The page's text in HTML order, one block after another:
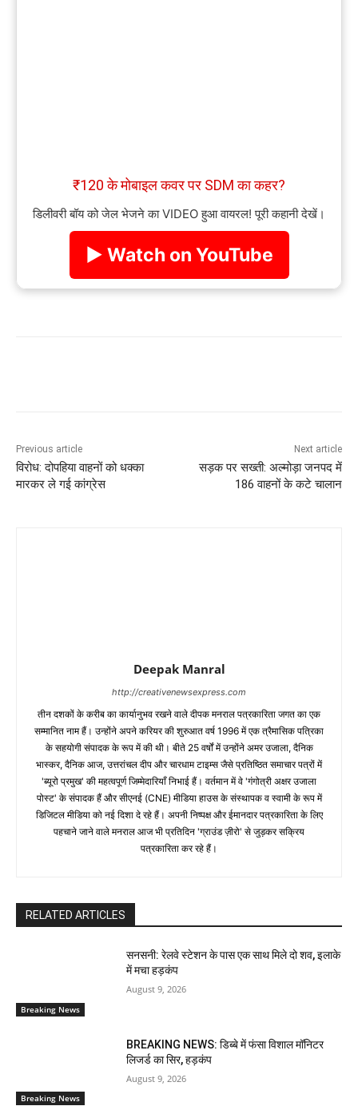
₹120 के मोबाइल कवर पर SDM का कहर?
डिलीवरी बॉय को जेल भेजने का VIDEO हुआ वायरल! पूरी कहानी देखें।
▶ Watch on YouTube
Previous article
विरोध: दोपहिया वाहनों को धक्का
मारकर ले गई कांग्रेस
Next article
सड़क पर सख्ती: अल्मोड़ा जनपद में
186 वाहनों के कटे चालान
Deepak Manral
http://creativenewsexpress.com
तीन दशकों के करीब का कार्यानुभव रखने वाले दीपक मनराल पत्रकारिता जगत का एक
सम्मानित नाम हैं। उन्होंने अपने करियर की शुरुआत वर्ष 1996 में एक त्रैमासिक पत्रिका
के सहयोगी संपादक के रूप में की थी। बीते 25 वर्षों में उन्होंने अमर उजाला, दैनिक
भास्कर, दैनिक आज, उत्तरांचल दीप और चारधाम टाइम्स जैसे प्रतिष्ठित समाचार पत्रों में
'ब्यूरो प्रमुख' की महत्वपूर्ण जिम्मेदारियाँ निभाई हैं। वर्तमान में वे 'गंगोत्री अक्षर उजाला
पोस्ट' के संपादक हैं और सीएनई (CNE) मीडिया हाउस के संस्थापक व स्वामी के रूप में
डिजिटल मीडिया को नई दिशा दे रहे हैं। अपनी निष्पक्ष और ईमानदार पत्रकारिता के लिए
पहचाने जाने वाले मनराल आज भी प्रतिदिन 'ग्राउंड ज़ीरो' से जुड़कर सक्रिय
पत्रकारिता कर रहे हैं।
RELATED ARTICLES
Breaking News
सनसनी: रेलवे स्टेशन के पास एक साथ मिले दो शव, इलाके
में मचा हड़कंप
August 9, 2026
Breaking News
BREAKING NEWS: डिब्बे में फंसा विशाल मॉनिटर
लिजर्ड का सिर, हड़कंप
August 9, 2026